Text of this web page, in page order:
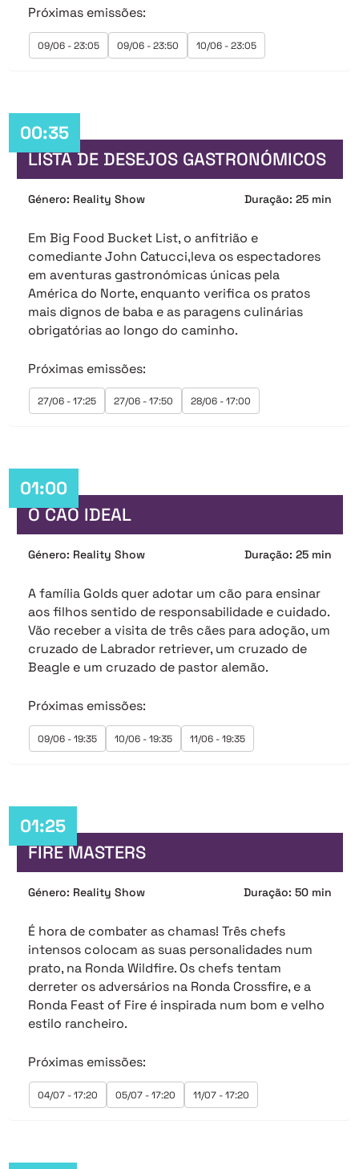
Próximas emissões:
09/06 - 23:05 09/06 - 23:50 10/06 - 23:05
00:35
LISTA DE DESEJOS GASTRONÓMICOS
Género: Reality Show Duração: 25 min
Em Big Food Bucket List, o anfitrião e
comediante John Catucci,leva os espectadores
em aventuras gastronómicas únicas pela
América do Norte, enquanto verifica os pratos
mais dignos de baba e as paragens culinárias
obrigatórias ao longo do caminho.
Próximas emissões:
27/06 - 17:25 27/06 - 17:50 28/06 - 17:00
01:00
O CÃO IDEAL
Género: Reality Show Duração: 25 min
A família Golds quer adotar um cão para ensinar
aos filhos sentido de responsabilidade e cuidado.
Vão receber a visita de três cães para adoção, um
cruzado de Labrador retriever, um cruzado de
Beagle e um cruzado de pastor alemão.
Próximas emissões:
09/06 - 19:35 10/06 - 19:35 11/06 - 19:35
01:25
FIRE MASTERS
Género: Reality Show Duração: 50 min
É hora de combater as chamas! Três chefs
intensos colocam as suas personalidades num
prato, na Ronda Wildfire. Os chefs tentam
derreter os adversários na Ronda Crossfire, e a
Ronda Feast of Fire é inspirada num bom e velho
estilo rancheiro.
Próximas emissões:
04/07 - 17:20 05/07 - 17:20 11/07 - 17:20